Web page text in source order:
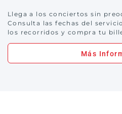
Llega a los conciertos sin
Consulta las fechas del
los recorridos y compra tu
Más